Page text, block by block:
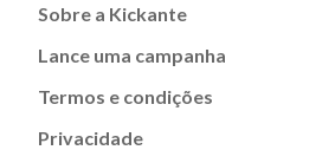
Sobre a Kickante
Lance uma campanha
Termos e condições
Privacidade